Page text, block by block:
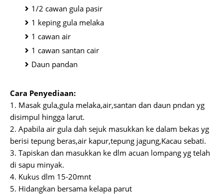
1/2 cawan gula pasir
1 keping gula melaka
1 cawan air
1 cawan santan cair
Daun pandan
Cara Penyediaan:
1. Masak gula,gula melaka,air,santan dan daun pndan yg
disimpul hingga larut.
2. Apabila air gula dah sejuk masukkan ke dalam bekas yg
berisi tepung beras,air kapur,tepung jagung,Kacau sebati.
3. Tapiskan dan masukkan ke dlm acuan lompang yg telah
di sapu minyak.
4. Kukus dlm 15-20mnt
5. Hidangkan bersama kelapa parut